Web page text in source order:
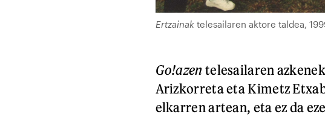
Ertzainaktelesailaren aktore taldea,
Go!azen telesailaren
Arizkorreta eta Kimetz
elkarren artean, eta ez da